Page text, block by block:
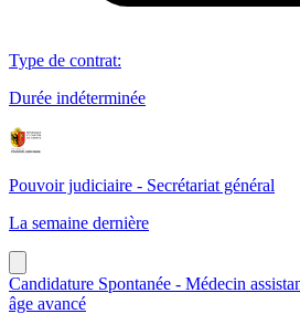
Type de contrat:
Durée indéterminée
Pouvoir judiciaire - Secrétariat général
La semaine dernière
Candidature Spontanée - Médecin
âge avancé